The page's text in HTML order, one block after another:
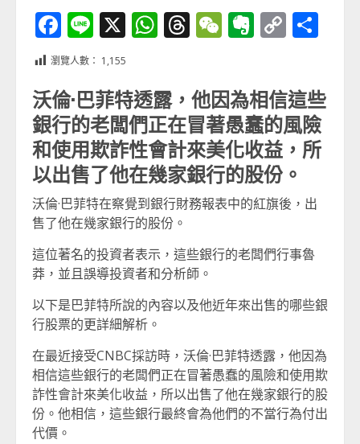
Facebook
Line
X WhatsApp
Threads
WeChat
Evernote
Copy
瀏覽人數： 1,155
沃倫·巴菲特透露，他因為相信這些
銀行的老闆們正在冒著愚蠢的風險
和使用欺詐性會計來美化收益，所
以出售了他在幾家銀行的股份。
沃倫·巴菲特在察覺到銀行財務報表中的紅旗後，出
售了他在幾家銀行的股份。
這位著名的投資者表示，這些銀行的老闆們行事魯
莽，並且誤導投資者和分析師。
以下是巴菲特所說的內容以及他近年來出售的哪些銀
行股票的更詳細解析。
在最近接受CNBC採訪時，沃倫·巴菲特透露，他因為
相信這些銀行的老闆們正在冒著愚蠢的風險和使用欺
詐性會計來美化收益，所以出售了他在幾家銀行的股
份。他相信，這些銀行最終會為他們的不當行為付出
代價。